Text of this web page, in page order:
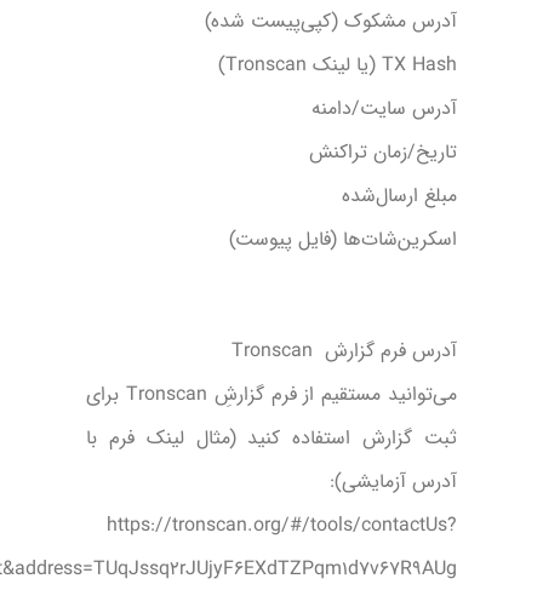
آدرس مشکوک (کپی‌پیست شده)
TX Hash (یا لینک Tronscan)
آدرس سایت/دامنه
تاریخ/زمان تراکنش
مبلغ ارسال‌شده
اسکرین‌شات‌ها (فایل پیوست)
آدرس فرم گزارش Tronscan
می‌توانید مستقیم از فرم گزارشِ Tronscan برای
ثبت گزارش استفاده کنید (مثال لینک فرم با
آدرس آزمایشی):
https://tronscan.org/#/tools/contactUs?